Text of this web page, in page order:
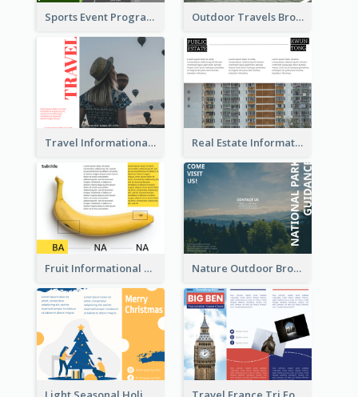
Sports Event Program Informational Tri Fold Brochure Outdoor Travels Brochure
Travel Informational Brochure Real Estate Informational Tri Fold Brochure
Fruit Informational Tri Fold Brochure Nature Outdoor Brochure